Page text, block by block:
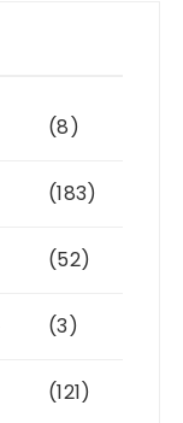
(8)
(183)
(52)
(3)
(121)